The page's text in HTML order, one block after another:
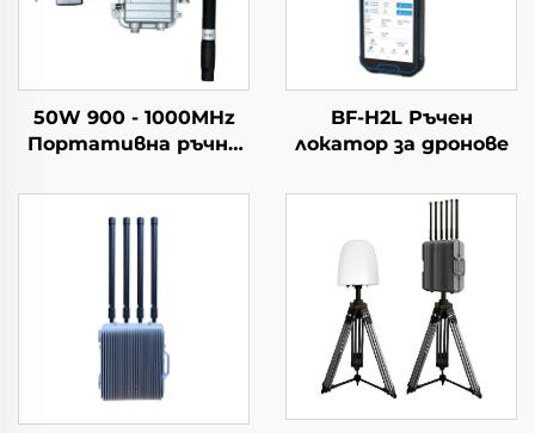
50W 900 - 1000MHz
Портативна ръчна
корпус за
противодействие
BF-H2L Ръчен
локатор за дронове